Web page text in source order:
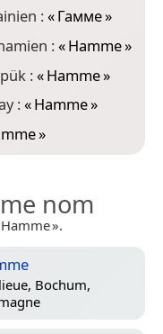
:«Гамме»
:«Hamme»
:«Hamme»
:«Hamme»
»
nom
».
Bochum,